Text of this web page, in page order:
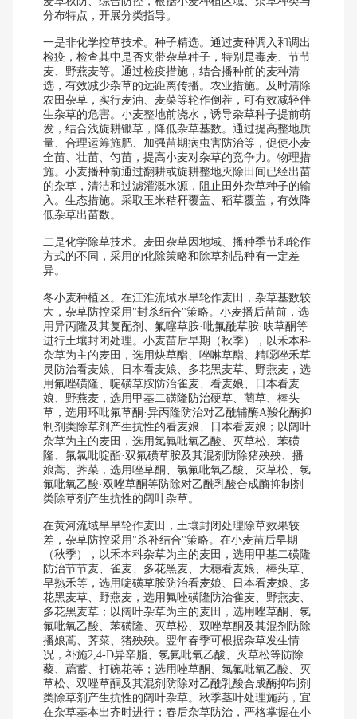
分布特点，开展分类指导。
一是非化学控草技术。种子精选。通过麦种调入和调出
检疫，检查其中是否夹带杂草种子，特别是毒麦、节节
麦、野燕麦等。通过检疫措施，结合播种前的麦种清
选，有效减少杂草的远距离传播。农业措施。及时清除
农田杂草，实行麦油、麦菜等轮作倒茬，可有效减轻伴
生杂草的危害。小麦整地前浇水，诱导杂草种子提前萌
发，结合浅旋耕锄草，降低杂草基数。通过提高整地质
量、合理运筹施肥、加强苗期病虫害防治等，促使小麦
全苗、壮苗、匀苗，提高小麦对杂草的竞争力。物理措
施。小麦播种前通过翻耕或旋耕整地灭除田间已经出苗
的杂草，清洁和过滤灌溉水源，阻止田外杂草种子的输
入。生态措施。采取玉米秸秆覆盖、稻草覆盖，有效降
低杂草出苗数。
二是化学除草技术。麦田杂草因地域、播种季节和轮作
方式的不同，采用的化除策略和除草剂品种有一定差
异。
冬小麦种植区。在江淮流域水旱轮作麦田，杂草基数较
大，杂草防控采用"封杀结合"策略。小麦播后苗前，选
用异丙隆及其复配剂、氟噻草胺·吡氟酰草胺·呋草酮等
进行土壤封闭处理。小麦苗后早期（秋季），以禾本科
杂草为主的麦田，选用炔草酯、唑啉草酯、精噁唑禾草
灵防治看麦娘、日本看麦娘、多花黑麦草、野燕麦，选
用氟唑磺隆、啶磺草胺防治雀麦、看麦娘、日本看麦
娘、野燕麦，选用甲基二磺隆防治硬草、菵草、棒头
草，选用环吡氟草酮·异丙隆防治对乙酰辅酶A羧化酶抑
制剂类除草剂产生抗性的看麦娘、日本看麦娘；以阔叶
杂草为主的麦田，选用氯氟吡氧乙酸、灭草松、苯磺
隆、氟氯吡啶酯·双氟磺草胺及其混剂防除猪殃殃、播
娘蒿、荠菜，选用唑草酮、氯氟吡氧乙酸、灭草松、氯
氟吡氧乙酸·双唑草酮等防除对乙酰乳酸合成酶抑制剂
类除草剂产生抗性的阔叶杂草。
在黄河流域旱旱轮作麦田，土壤封闭处理除草效果较
差，杂草防控采用"杀补结合"策略。在小麦苗后早期
（秋季），以禾本科杂草为主的麦田，选用甲基二磺隆
防治节节麦、雀麦、多花黑麦、大穗看麦娘、棒头草、
早熟禾等，选用啶磺草胺防治看麦娘、日本看麦娘、多
花黑麦草、野燕麦，选用氟唑磺隆防治雀麦、野燕麦、
多花黑麦草；以阔叶杂草为主的麦田，选用唑草酮、氯
氟吡氧乙酸、苯磺隆、灭草松、双唑草酮及其混剂防除
播娘蒿、荠菜、猪殃殃。翌年春季可根据杂草发生情
况，补施2,4-D异辛脂、氯氟吡氧乙酸、灭草松等防除
藜、萹蓄、打碗花等；选用唑草酮、氯氟吡氧乙酸、灭
草松、双唑草酮及其混剂防除对乙酰乳酸合成酶抑制剂
类除草剂产生抗性的阔叶杂草。秋季茎叶处理施药，宜
在杂草基本出齐时进行；春后杂草防治，严格掌握在小